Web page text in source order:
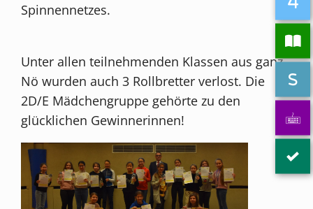
Spinnennetzes.
Unter allen teilnehmenden Klassen aus ganz
Nö wurden auch 3 Rollbretter verlost. Die
2D/E Mädchengruppe gehörte zu den
glücklichen Gewinnerinnen!